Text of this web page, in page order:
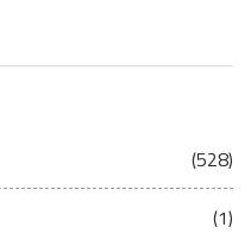
(528)
(1)